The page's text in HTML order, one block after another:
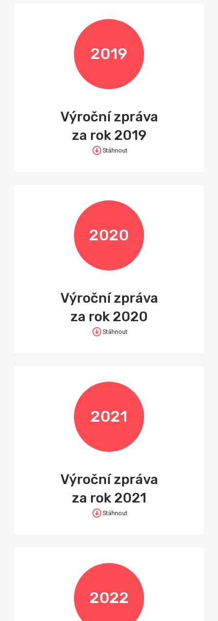
2019
Výroční zpráva
za rok 2019
Stáhnout
2020
Výroční zpráva
za rok 2020
Stáhnout
2021
Výroční zpráva
za rok 2021
Stáhnout
2022